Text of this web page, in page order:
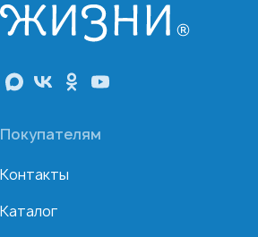
Покупателям
Контакты
Каталог